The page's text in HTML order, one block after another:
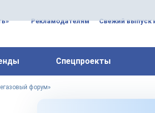
ремонтом, восстановлением,
работают на нефтегазовых,
Рекламодателям Свежий выпуск
Спецпроекты
форум»